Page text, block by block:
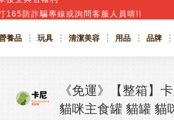
165防詐騙專線或詢問客服人員唷!!
養品 玩具 清潔美容 用品 品牌
《免運》【整箱】
貓咪主食罐 貓罐 貓